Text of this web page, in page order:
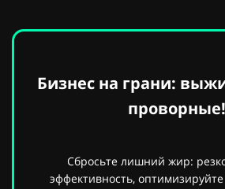
Бизнес на грани:
проворные!
Сбросьте лишний жир:
эффективность,